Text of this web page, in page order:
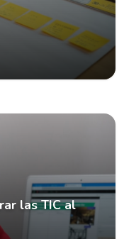
las TIC al